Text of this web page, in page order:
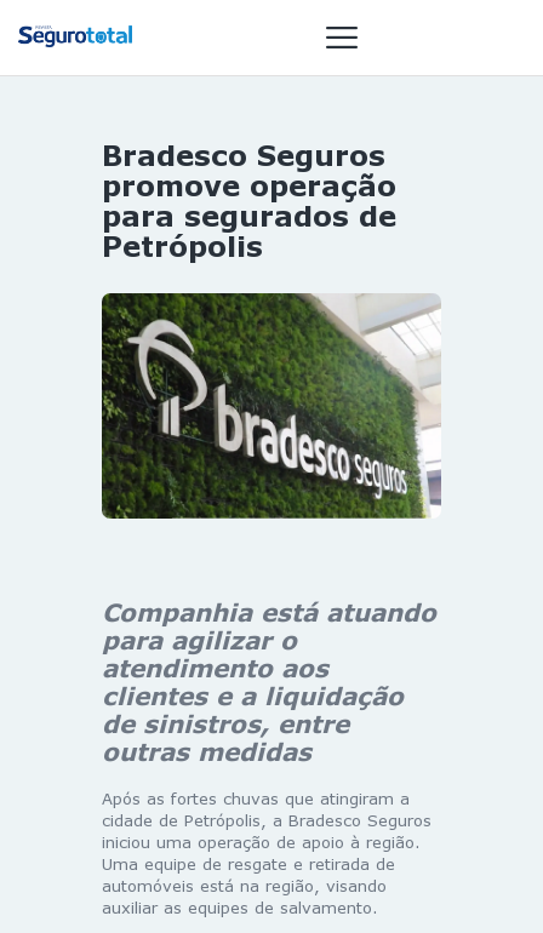
NOTÍCIAS
REVISTA
ESPECIAIS
OURO
ST SUMMIT
MULHERES
GESTORAS
HOMEST
HOME
Bradesco Seguros
promove operação
para segurados de
Petrópolis
Companhia está atuando
para agilizar o
atendimento aos
clientes e a liquidação
de sinistros, entre
outras medidas
Após as fortes chuvas que atingiram a
cidade de Petrópolis, a Bradesco Seguros
iniciou uma operação de apoio à região.
Uma equipe de resgate e retirada de
automóveis está na região, visando
auxiliar as equipes de salvamento.